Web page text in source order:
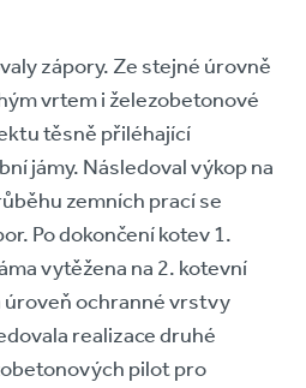
zápory. Ze stejné úrovně
vrtem i železobetonové
těsně přiléhající
jámy. Následoval výkop na
zemních prací se
Po dokončení kotev 1.
vytěžena na 2. kotevní
úroveň ochranné vrstvy
realizace druhé
pilot pro